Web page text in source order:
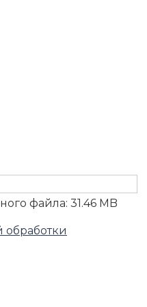
файла: 31.46 MB
обработки